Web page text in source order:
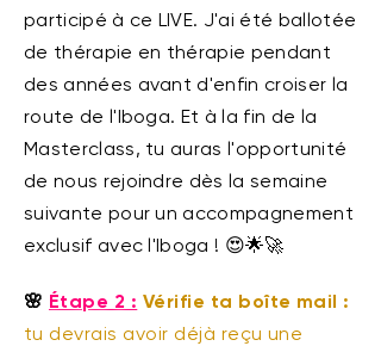
participé à ce LIVE. J'ai été ballotée
de thérapie en thérapie pendant
des années avant d'enfin croiser la
route de l'Iboga. Et à la fin de la
Masterclass, tu auras l'opportunité
de nous rejoindre dès la semaine
suivante pour un accompagnement
exclusif avec l'Iboga ! 😍🌟🚀
🌸 Étape 2 : Vérifie ta boîte mail :
tu devrais avoir déjà reçu une